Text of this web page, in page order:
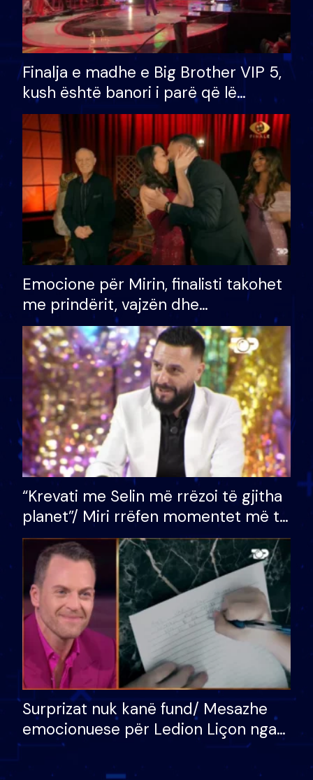
Finalja e madhe e Big Brother VIP 5,
kush është banori i parë që lë
shtëpinë dhe humb mundësinë për
të fituar çmimin e madh
Emocione për Mirin, finalisti takohet
me prindërit, vajzën dhe
bashkëshorten: S’kemi ndonjë letër
divorci apo jo?
“Krevati me Selin më rrëzoi të gjitha
planet”/ Miri rrëfen momentet më të
bukura në shtëpinë e BB VIP: Do më
mungojë zilja e mëngjesit kur…
Surprizat nuk kanë fund/ Mesazhe
emocionuese për Ledion Liçon nga
nëna dhe fëmijët e tij, moderatori
nuk i mban dot lotët: Nuk meritoj…